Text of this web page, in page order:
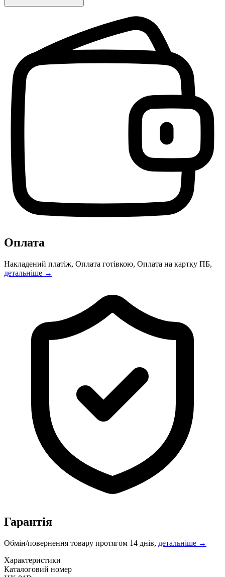
Оплата
Накладений платіж, Оплата готівкою, Оплата на картку ПБ,
детальніше →
Гарантія
Обмін/повернення товару протягом 14 днів, детальніше →
Характеристики
Каталоговий номер